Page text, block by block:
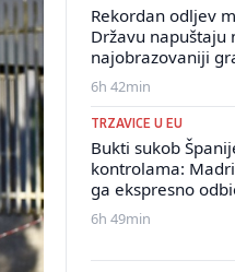
Rekordan odljev
Državu napuštaju
najobrazovaniji
6h 42min
TRZAVICE U EU
Bukti sukob
kontrolama:
ga ekspresno
6h 49min